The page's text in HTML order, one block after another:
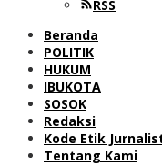
RSS
Beranda
POLITIK
HUKUM
IBUKOTA
SOSOK
Redaksi
Kode Etik
Tentang Kami